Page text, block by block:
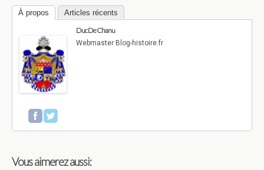
À propos
Articles récents
Duc De Chanu
Webmaster Blog-histoire.fr
Vous aimerez aussi: